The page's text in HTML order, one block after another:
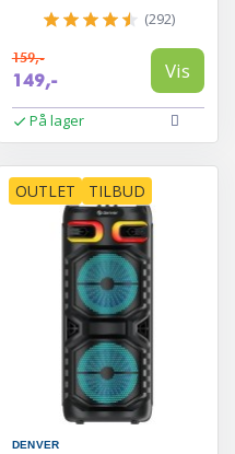
(292)
159,-
149,- Vis
På lager
OUTLET TILBUD
DENVER